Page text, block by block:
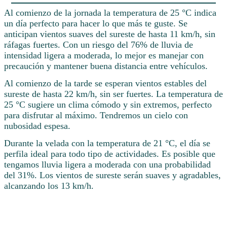
Al comienzo de la jornada la temperatura de 25 °C indica
un día perfecto para hacer lo que más te guste. Se
anticipan vientos suaves del sureste de hasta 11 km/h, sin
ráfagas fuertes. Con un riesgo del 76% de lluvia de
intensidad ligera a moderada, lo mejor es manejar con
precaución y mantener buena distancia entre vehículos.
Al comienzo de la tarde se esperan vientos estables del
sureste de hasta 22 km/h, sin ser fuertes. La temperatura de
25 °C sugiere un clima cómodo y sin extremos, perfecto
para disfrutar al máximo. Tendremos un cielo con
nubosidad espesa.
Durante la velada con la temperatura de 21 °C, el día se
perfila ideal para todo tipo de actividades. Es posible que
tengamos lluvia ligera a moderada con una probabilidad
del 31%. Los vientos de sureste serán suaves y agradables,
alcanzando los 13 km/h.